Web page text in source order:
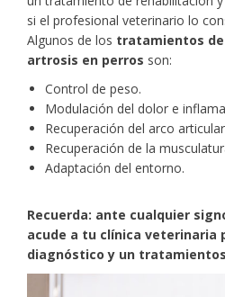
si el profesional veterinario lo
Algunos de los tratamientos
artrosis en perros son:
Control de peso.
Modulación del dolor e
Recuperación del arco
Recuperación de la
Adaptación del entorno.
Recuerda: ante cualquier
acude a tu clínica veterinaria
diagnóstico y un